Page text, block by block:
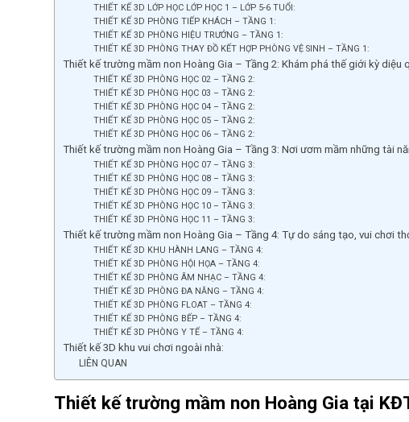
THIẾT KẾ 3D LỚP HỌC LỚP HỌC 1 – LỚP 5-6 TUỔI:
THIẾT KẾ 3D PHÒNG TIẾP KHÁCH – TẦNG 1:
THIẾT KẾ 3D PHÒNG HIỆU TRƯỞNG – TẦNG 1:
THIẾT KẾ 3D PHÒNG THAY ĐỒ KẾT HỢP PHÒNG VỆ SINH – TẦNG 1:
Thiết kế trường mầm non Hoàng Gia – Tầng 2: Khám phá thế giới kỳ diệu
THIẾT KẾ 3D PHÒNG HỌC 02 – TẦNG 2:
THIẾT KẾ 3D PHÒNG HỌC 03 – TẦNG 2:
THIẾT KẾ 3D PHÒNG HỌC 04 – TẦNG 2:
THIẾT KẾ 3D PHÒNG HỌC 05 – TẦNG 2:
THIẾT KẾ 3D PHÒNG HỌC 06 – TẦNG 2:
Thiết kế trường mầm non Hoàng Gia – Tầng 3: Nơi ươm mầm những tài
THIẾT KẾ 3D PHÒNG HỌC 07 – TẦNG 3:
THIẾT KẾ 3D PHÒNG HỌC 08 – TẦNG 3:
THIẾT KẾ 3D PHÒNG HỌC 09 – TẦNG 3:
THIẾT KẾ 3D PHÒNG HỌC 10 – TẦNG 3:
THIẾT KẾ 3D PHÒNG HỌC 11 – TẦNG 3:
Thiết kế trường mầm non Hoàng Gia – Tầng 4: Tự do sáng tạo, vui chơi
THIẾT KẾ 3D KHU HÀNH LANG – TẦNG 4:
THIẾT KẾ 3D PHÒNG HỘI HỌA – TẦNG 4:
THIẾT KẾ 3D PHÒNG ÂM NHẠC – TẦNG 4:
THIẾT KẾ 3D PHÒNG ĐA NĂNG – TẦNG 4:
THIẾT KẾ 3D PHÒNG FLOAT – TẦNG 4:
THIẾT KẾ 3D PHÒNG BẾP – TẦNG 4:
THIẾT KẾ 3D PHÒNG Y TẾ – TẦNG 4:
Thiết kế 3D khu vui chơi ngoài nhà:
LIÊN QUAN
Thiết kế trường mầm non Hoàng Gia tại